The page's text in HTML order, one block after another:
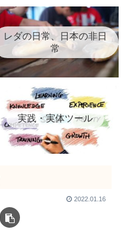
レダの日常、日本の非日
常
実践・実体ツール
2022.01.16